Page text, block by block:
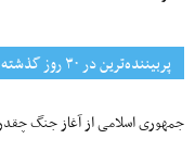
پربیننده‌ترین‌ در ۳۰ روز گذشته
جمهوری اسلامی از آغاز جنگ